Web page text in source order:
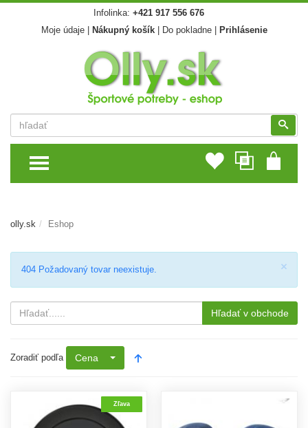
Infolinka: +421 917 556 676
Moje údaje| Nákupný košík| Do pokladne| Prihlásenie
Vyhľadať
TOGGLE MENU
olly.sk Eshop
×
Poznámka
404 Požadovaný tovar neexistuje.
Hľadať v obchode
Zoradiť podľa Cena
Zľava